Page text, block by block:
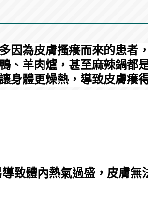
因為皮膚搔癢而來的患者
、羊肉爐，甚至麻辣鍋都
身體更燥熱，導致皮膚癢
致體內熱氣過盛，皮膚無